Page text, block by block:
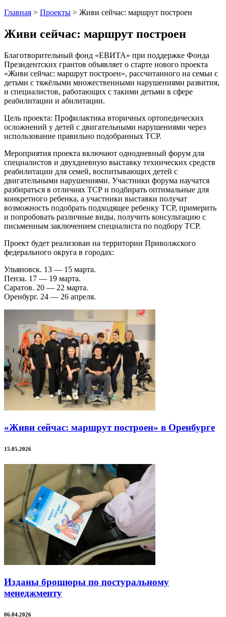
Главная > Проекты > Живи сейчас: маршрут построен
Живи сейчас: маршрут построен
Благотворительный фонд «ЕВИТА» при поддержке Фонда
Президентских грантов объявляет о старте нового проекта
«Живи сейчас: маршрут построен», рассчитанного на семьи с
детьми с тяжёлыми множественными нарушениями развития,
и специалистов, работающих с такими детьми в сфере
реабилитации и абилитации.
Цель проекта: Профилактика вторичных ортопедических
осложнений у детей с двигательными нарушениями через
использование правильно подобранных ТСР.
Мероприятия проекта включают однодневный форум для
специалистов и двухдневную выставку технических средств
реабилитации для семей, воспитывающих детей с
двигательными нарушениями. Участники форума научатся
разбираться в отличиях ТСР и подбирать оптимальные для
конкретного ребенка, а участники выставки получат
возможность подобрать подходящее ребенку ТСР, примерить
и попробовать различные виды, получить консультацию с
письменным заключением специалиста по подбору ТСР.
Проект будет реализован на территории Приволжского
федерального округа в городах:
Ульяновск. 13 — 15 марта.
Пенза. 17 — 19 марта.
Саратов. 20 — 22 марта.
Оренбург. 24 — 26 апреля.
«Живи сейчас: маршрут построен» в Оренбурге
15.05.2026
Изданы брошюры по постуральному
менеджменту
06.04.2026